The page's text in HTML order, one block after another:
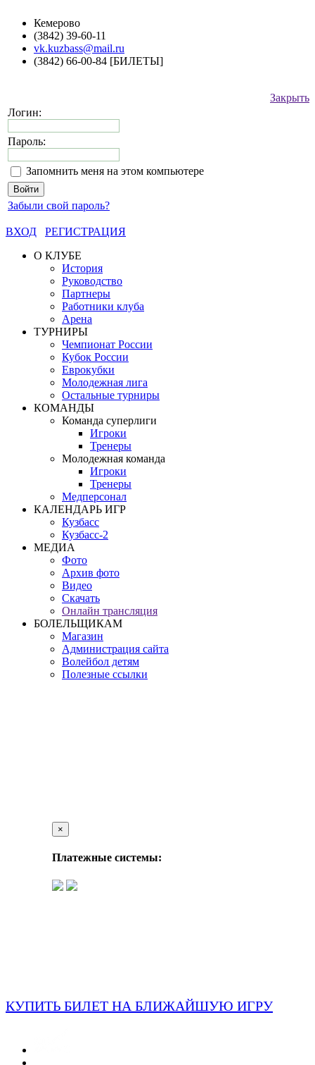
Кемерово
(3842) 39-60-11
vk.kuzbass@mail.ru
(3842) 66-00-84 [БИЛЕТЫ]
Закрыть
Логин:
Пароль:
Запомнить меня на этом компьютере
Забыли свой пароль?
ВХОД
РЕГИСТРАЦИЯ
О КЛУБЕ
История
Руководство
Партнеры
Работники клуба
Арена
ТУРНИРЫ
Чемпионат России
Кубок России
Еврокубки
Молодежная лига
Остальные турниры
КОМАНДЫ
Команда суперлиги
Игроки
Тренеры
Молодежная команда
Игроки
Тренеры
Медперсонал
КАЛЕНДАРЬ ИГР
Кузбасс
Кузбасс-2
МЕДИА
Фото
Архив фото
Видео
Скачать
Онлайн трансляция
БОЛЕЛЬЩИКАМ
Магазин
Администрация сайта
Волейбол детям
Полезные ссылки
×
Платежные системы:
КУПИТЬ БИЛЕТ НА БЛИЖАЙШУЮ ИГРУ